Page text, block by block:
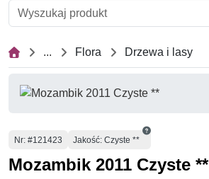
... Flora Drzewa i lasy
Numer
Nr: #121423 Jakość: Czyste **
Mozambik 2011 Czyste **